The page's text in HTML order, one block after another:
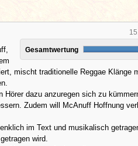
Gesamtwertung
mischt traditionelle Reggae Klänge
dazu anzuregen sich zu
Zudem will McAnuff Hoffnung
im Text und musikalisch
wird.